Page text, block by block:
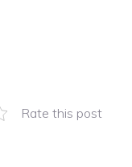
Rate this post